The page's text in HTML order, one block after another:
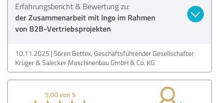
Erfahrungsbericht & Bewertung zu:
der Zusammenarbeit mit Ingo im Rahmen
von B2B-Vertriebsprojekten
10.11.2025 Sören Bettex, Geschäftsführender Gesellschafter
Krüger & Salecker Maschinenbau GmbH & Co. KG
5,00 von 5